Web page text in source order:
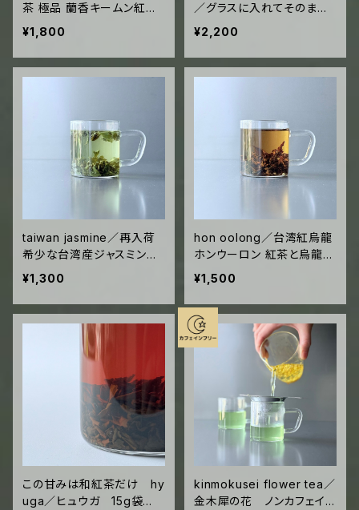
茶 極品 蘭香キームン紅茶
／ 世界三大紅茶キームン
最高等級の茶葉に天然の蘭
の香りをまとわせた芸術的
な紅茶
¥1,800
／グラスに入れてそのまま
飲める人気のお茶が5種入
り！気軽なスターターセット
／旅行にも
¥2,200
taiwan jasmine／再入荷
希少な台湾産ジャスミン
茶 15g袋入 ("glass te
a"10回分)
¥1,300
hon oolong／台湾紅烏龍
ホンウーロン 紅茶と烏龍茶
のハイブリッド 15g袋入
("glass tea"10回分)
¥1,500
この甘みは和紅茶だけ hy
uga／ヒュウガ 15g袋
kinmokusei flower tea／
金木犀の花 ノンカフェイ